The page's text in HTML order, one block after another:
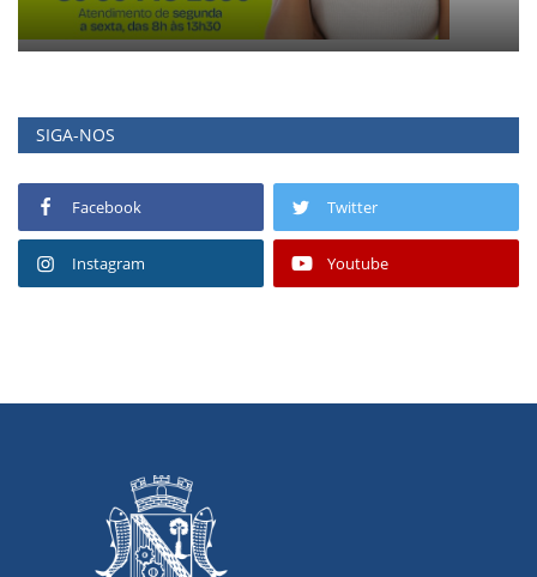
SIGA-NOS
Facebook Twitter
Instagram Youtube